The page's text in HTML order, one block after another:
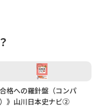
合格への羅針盤（コンパ
》山川日本史ナビ②